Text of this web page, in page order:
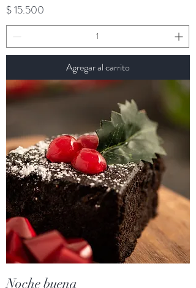
Precio
$ 15.500
Agregar al carrito
Noche buena